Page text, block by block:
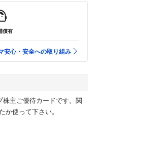
償有
安心・安全への取り組み
主ご優待カードです。関
使って下さい。